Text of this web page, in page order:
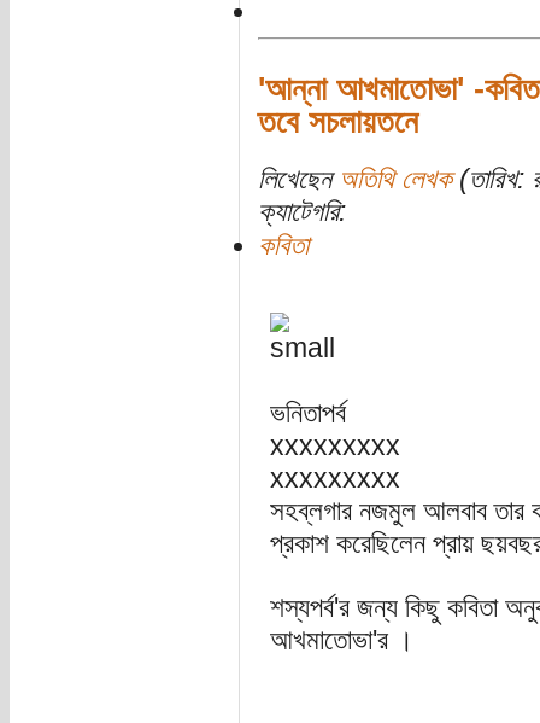
'আন্না আখমাতোভা' -
তবে সচলায়তনে
লিখেছেন অতিথি লেখক(তারিখ:
ক্যাটেগরি:
কবিতা
ভনিতাপর্ব
xxxxxxxxx
xxxxxxxxx
সহব্লগার নজমুল আলবাব তার
প্রকাশ করেছিলেন প্রায়
শস্যপর্ব'র জন্য কিছু কবিতা
আখমাতোভা'র ।